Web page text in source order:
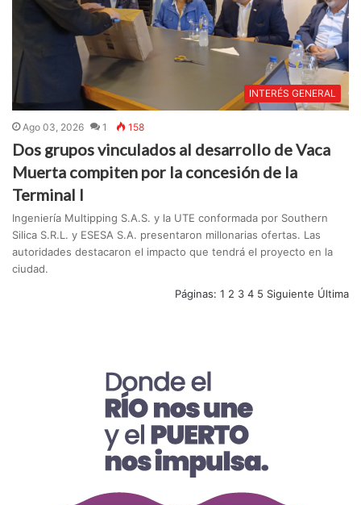
INTERÉS GENERAL
Ago 03, 2026 1 158
Dos grupos vinculados al desarrollo de Vaca
Muerta compiten por la concesión de la
Terminal I
Ingeniería Multipping S.A.S. y la UTE conformada por Southern
Silica S.R.L. y ESESA S.A. presentaron millonarias ofertas. Las
autoridades destacaron el impacto que tendrá el proyecto en la
ciudad.
Páginas: 1 2 3 4 5 Siguiente Última